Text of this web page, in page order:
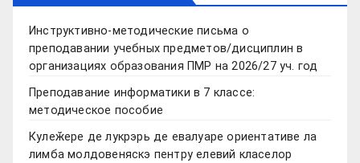
Инструктивно-методические письма о
преподавании учебных предметов/дисциплин в
организациях образования ПМР на 2026/27 уч. год
Преподавание информатики в 7 классе:
методическое пособие
Кулеӂере де лукрэрь де евалуаре ориентативе ла
лимба молдовеняскэ пентру елевий класелор